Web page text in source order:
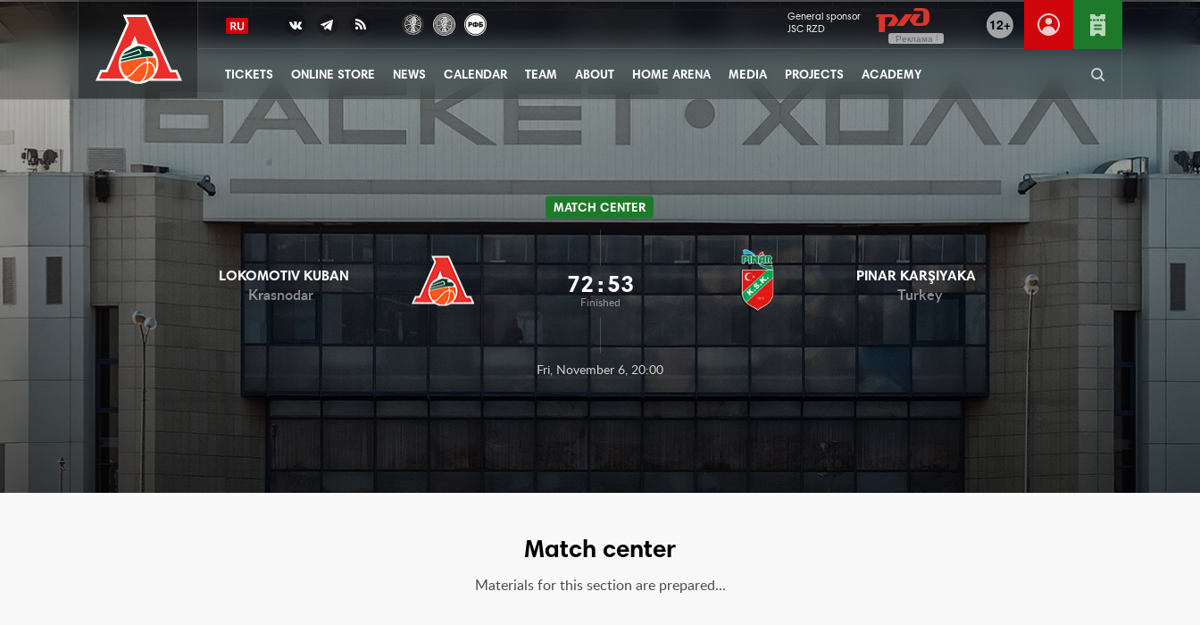
12+
General sponsor
JSC RZD
Реклама
TICKETS ONLINE STORE NEWS CALENDAR TEAM ABOUT HOME ARENA MEDIA PROJECTS ACADEMY
MATCH CENTER
LOKOMOTIV KUBAN
Krasnodar
72: 53
Finished
PINAR KARŞIYAKA
Turkey
Fri, November 6, 20:00
Match center
Materials for this section are prepared...